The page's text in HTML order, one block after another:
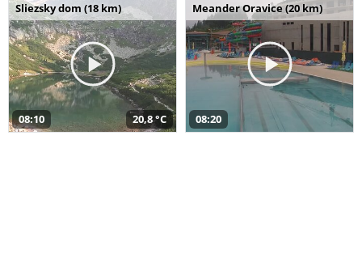
Sliezsky dom (18 km)
08:10 20,8 °C
Meander Oravice (20 km)
08:20